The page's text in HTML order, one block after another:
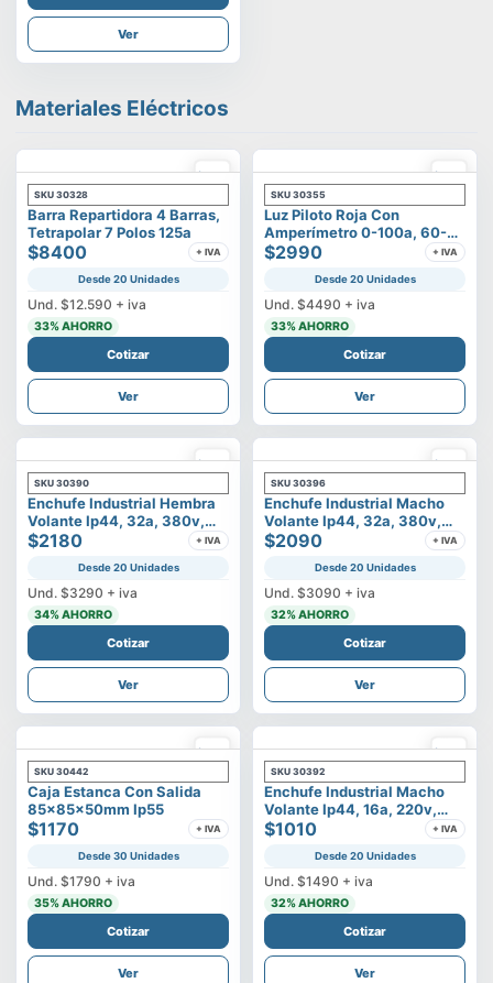
Ver
Materiales Eléctricos
SKU 30328
Barra Repartidora 4 Barras,
Tetrapolar 7 Polos 125a
$8400 + IVA
Desde 20 Unidades
Und. $12.590 + iva
33% AHORRO
Cotizar
Ver
SKU 30355
Luz Piloto Roja Con
Amperímetro 0-100a, 60-
500v
$2990 + IVA
Desde 20 Unidades
Und. $4490 + iva
33% AHORRO
Cotizar
Ver
SKU 30390
Enchufe Industrial Hembra
Volante Ip44, 32a, 380v,
3p+t
$2180 + IVA
Desde 20 Unidades
Und. $3290 + iva
34% AHORRO
Cotizar
Ver
SKU 30396
Enchufe Industrial Macho
Volante Ip44, 32a, 380v,
3p+t
$2090 + IVA
Desde 20 Unidades
Und. $3090 + iva
32% AHORRO
Cotizar
Ver
SKU 30442
Caja Estanca Con Salida
85x85x50mm Ip55
$1170 + IVA
Desde 30 Unidades
Und. $1790 + iva
35% AHORRO
Cotizar
Ver
SKU 30392
Enchufe Industrial Macho
Volante Ip44, 16a, 220v,
2p+t
$1010 + IVA
Desde 20 Unidades
Und. $1490 + iva
32% AHORRO
Cotizar
Ver